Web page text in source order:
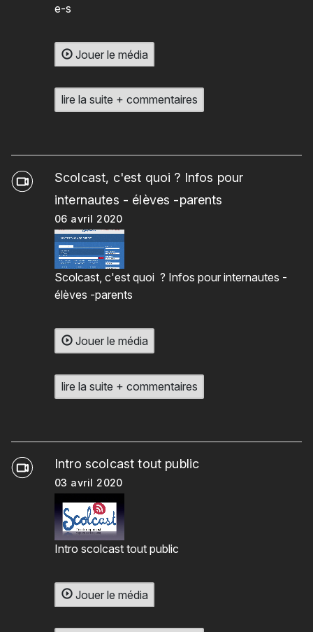
e-s
Jouer le média
lire la suite + commentaires
Scolcast, c'est quoi ? Infos pour
internautes - élèves -parents
06 avril 2020
Scolcast, c'est quoi ? Infos pour internautes -
élèves -parents
Jouer le média
lire la suite + commentaires
Intro scolcast tout public
03 avril 2020
Intro scolcast tout public
Jouer le média